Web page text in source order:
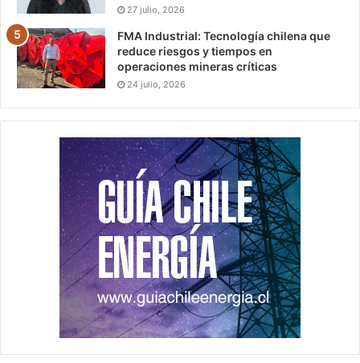
27 julio, 2026
FMA Industrial: Tecnología chilena que
reduce riesgos y tiempos en
operaciones mineras críticas
24 julio, 2026